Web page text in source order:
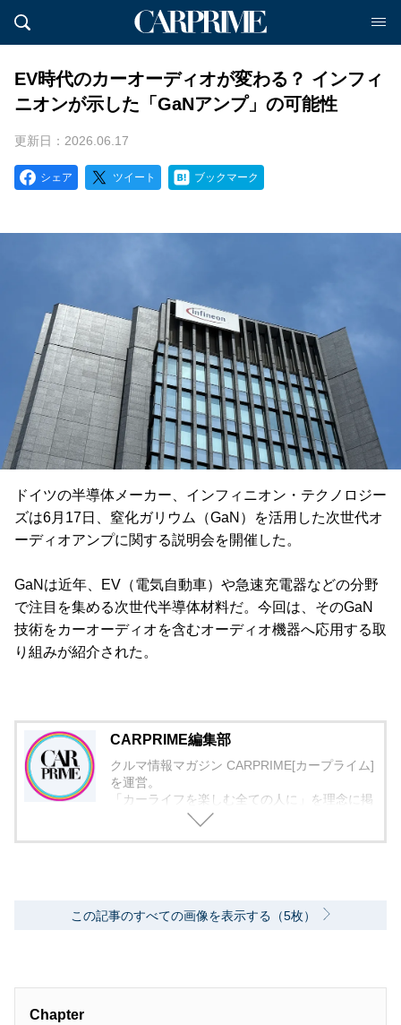
EV時代のカーオーディオが変わる？ インフィ
ニオンが示した「GaNアンプ」の可能性
更新日：2026.06.17
シェア ツイート ブックマーク
ドイツの半導体メーカー、インフィニオン・テクノロジー
ズは6月17日、窒化ガリウム（GaN）を活用した次世代オ
ーディオアンプに関する説明会を開催した。
GaNは近年、EV（電気自動車）や急速充電器などの分野
で注目を集める次世代半導体材料だ。今回は、そのGaN
技術をカーオーディオを含むオーディオ機器へ応用する取
り組みが紹介された。
CARPRIME編集部
クルマ情報マガジン CARPRIME[カープライム]
を運営。
「カーライフを楽しむ全ての人に」を理念に掲
げ、編集に取り組んでいます。
この記事のすべての画像を表示する（5枚）
Chapter